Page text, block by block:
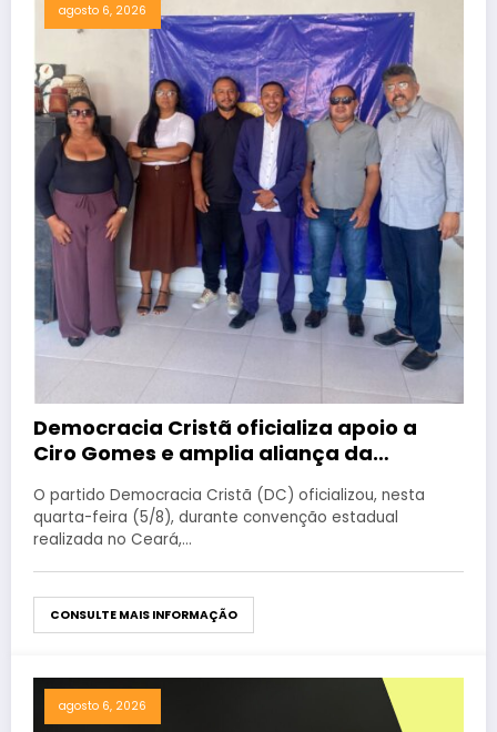
agosto 6, 2026
Democracia Cristã oficializa apoio a
Ciro Gomes e amplia aliança da
O partido Democracia Cristã (DC) oficializou, nesta
quarta-feira (5/8), durante convenção estadual
realizada no Ceará,…
CONSULTE MAIS INFORMAÇÃO
agosto 6, 2026